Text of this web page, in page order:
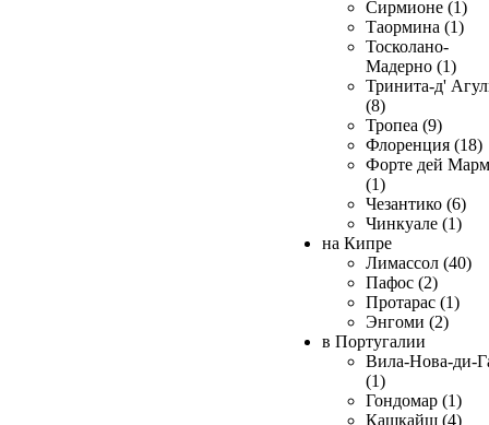
Сирмионе (1)
Таормина (1)
Тосколано-
Мадерно (1)
Тринита-д'
(8)
Тропеа (9)
Флоренция (18)
Форте дей
(1)
Чезантико (6)
Чинкуале (1)
на Кипре
Лимассол (40)
Пафос (2)
Протарас (1)
Энгоми (2)
в Португалии
Вила-Нова-ди-
(1)
Гондомар (1)
Кашкайш (4)